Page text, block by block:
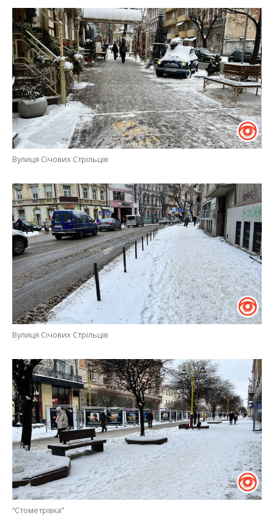
Вулиця Січових Стрільців
Вулиця Січових Стрільців
“Стометрівка”